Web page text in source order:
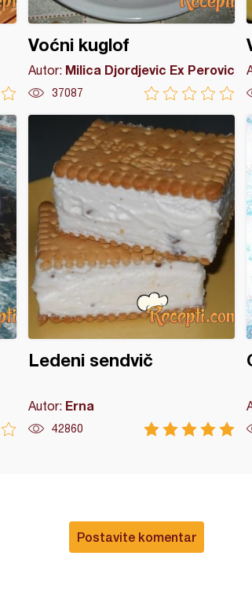
Voćni kuglof
Autor: Milica Djordjevic Ex Perovic
37087
Ledeni sendvič
Autor: Erna
42860
Postavite komentar